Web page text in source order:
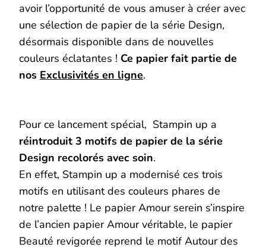
avoir l’opportunité de vous amuser à créer avec
une sélection de papier de la série Design,
désormais disponible dans de nouvelles
couleurs éclatantes ! Ce papier fait partie de
nos Exclusivités en ligne.
Pour ce lancement spécial, Stampin up a
réintroduit 3 motifs de papier de la série
Design recolorés avec soin.
En effet, Stampin up a modernisé ces trois
motifs en utilisant des couleurs phares de
notre palette ! Le papier Amour serein s’inspire
de l’ancien papier Amour véritable, le papier
Beauté revigorée reprend le motif Autour des